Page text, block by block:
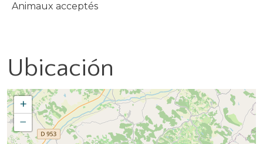
Animaux acceptés
Ubicación
+
−